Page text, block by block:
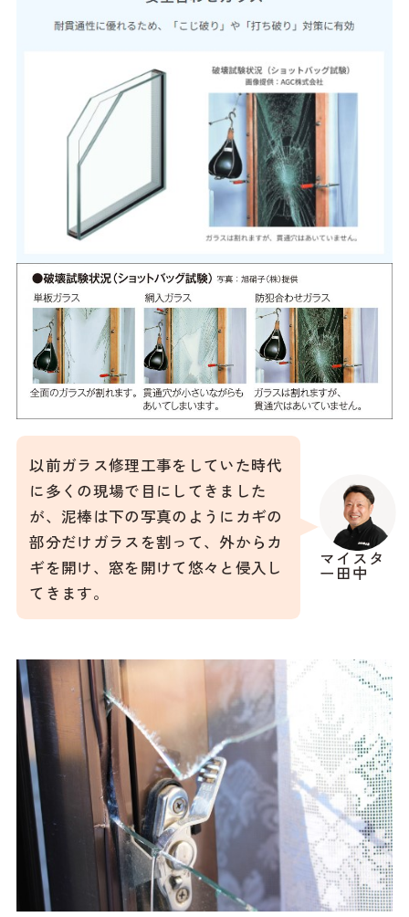
マイスタ
ー田中
以前ガラス修理工事をしていた時代
に多くの現場で目にしてきました
が、泥棒は下の写真のようにカギの
部分だけガラスを割って、外からカ
ギを開け、窓を開けて悠々と侵入し
てきます。